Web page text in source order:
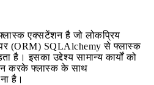
एक्सटेंशन है जो लोकप्रिय
(ORM) SQLAlchemy से फ्लास्क
है। इसका उद्देश्य सामान्य कार्यों को
करके फ्लास्क के साथ
है।